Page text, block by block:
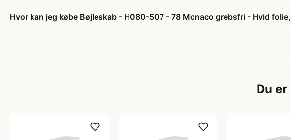
Hvor kan jeg købe Bøjleskab - H080-507 - 78 Monaco grebsfri - Hvid
Du